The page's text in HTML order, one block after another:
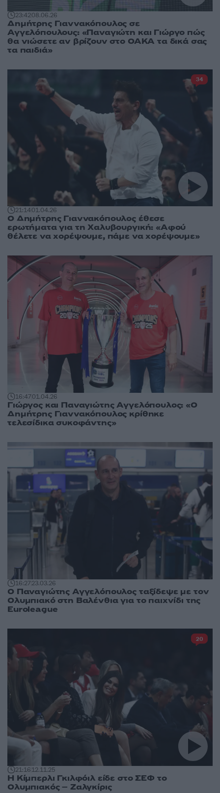
23:4208.06.26
Δημήτρης Γιαννακόπουλος σε
Αγγελόπουλους: «Παναγιώτη και Γιώργο πώς
θα νιώσετε αν βρίζουν στο ΟΑΚΑ τα δικά σας
τα παιδιά»
21:1401.04.26
Ο Δημήτρης Γιαννακόπουλος έθεσε
ερωτήματα για τη Χαλυβουργική: «Αφού
θέλετε να χορέψουμε, πάμε να χορέψουμε»
34
16:4701.04.26
Γιώργος και Παναγιώτης Αγγελόπουλος: «Ο
Δημήτρης Γιαννακόπουλος κρίθηκε
τελεσίδικα συκοφάντης»
16:2723.03.26
Ο Παναγιώτης Αγγελόπουλος ταξίδεψε με τον
Ολυμπιακό στη Βαλένθια για το παιχνίδι της
Euroleague
21:1612.11.25
Η Κίμπερλι Γκιλφόιλ είδε στο ΣΕΦ το
Ολυμπιακός – Ζαλγκίρις
20